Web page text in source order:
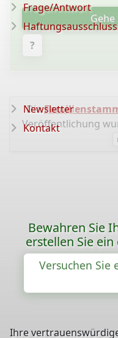
?
Die
Veröffentlichung
Frage/Antwort
Haftungsausschluss
Newsletter
Kontakt
Bewahren Sie
erstellen Sie
Versuchen Sie
Ihre